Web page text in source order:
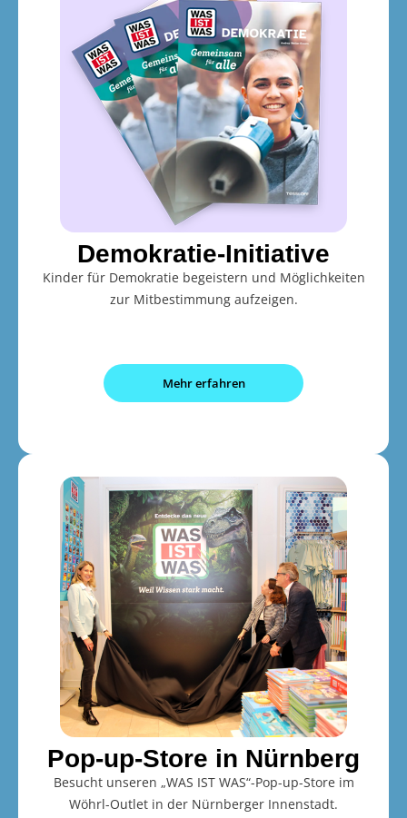
Demokratie-Initiative
Kinder für Demokratie begeistern und Möglichkeiten
zur Mitbestimmung aufzeigen.
Mehr erfahren
Pop-up-Store in Nürnberg
Besucht unseren „WAS IST WAS“-Pop-up-Store im
Wöhrl-Outlet in der Nürnberger Innenstadt.